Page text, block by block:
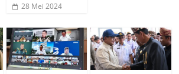
28 Mei 2024